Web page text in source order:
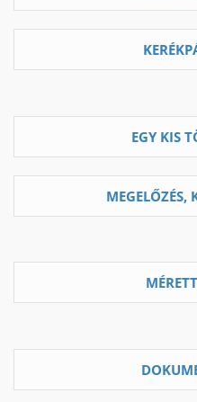
EGY KIS
MEGELŐZÉS,